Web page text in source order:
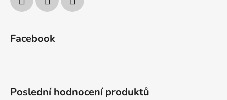
Facebook
Poslední hodnocení produktů